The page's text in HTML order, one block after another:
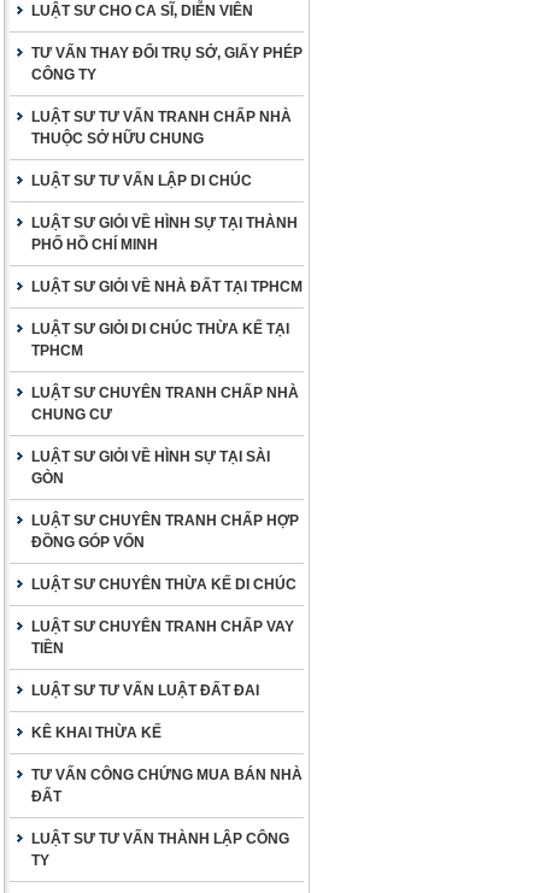
LUẬT SƯ CHO CA SĨ, DIỄN VIÊN
TƯ VẤN THAY ĐỔI TRỤ SỞ, GIẤY PHÉP
CÔNG TY
LUẬT SƯ TƯ VẤN TRANH CHẤP NHÀ
THUỘC SỞ HỮU CHUNG
LUẬT SƯ TƯ VẤN LẬP DI CHÚC
LUẬT SƯ GIỎI VỀ HÌNH SỰ TẠI THÀNH
PHỐ HỒ CHÍ MINH
LUẬT SƯ GIỎI VỀ NHÀ ĐẤT TẠI TPHCM
LUẬT SƯ GIỎI DI CHÚC THỪA KẾ TẠI
TPHCM
LUẬT SƯ CHUYÊN TRANH CHẤP NHÀ
CHUNG CƯ
LUẬT SƯ GIỎI VỀ HÌNH SỰ TẠI SÀI
GÒN
LUẬT SƯ CHUYÊN TRANH CHẤP HỢP
ĐỒNG GÓP VỐN
LUẬT SƯ CHUYÊN THỪA KẾ DI CHÚC
LUẬT SƯ CHUYÊN TRANH CHẤP VAY
TIỀN
LUẬT SƯ TƯ VẤN LUẬT ĐẤT ĐAI
KÊ KHAI THỪA KẾ
TƯ VẤN CÔNG CHỨNG MUA BÁN NHÀ
ĐẤT
LUẬT SƯ TƯ VẤN THÀNH LẬP CÔNG
TY